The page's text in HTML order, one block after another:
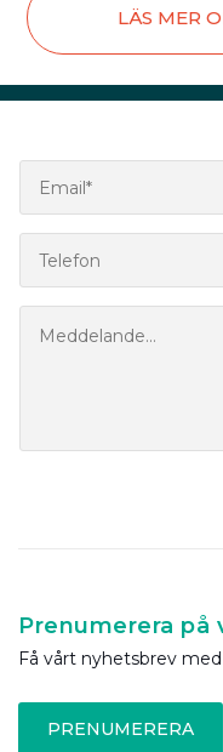
LÄS MER
Prenumerera på
Få vårt nyhetsbrev
PRENUMERERA